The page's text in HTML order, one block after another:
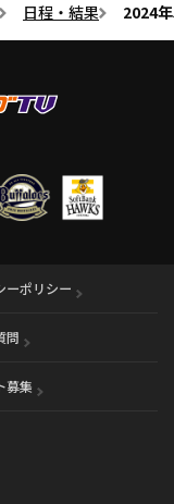
日程・結果 2024
ーポリシー
問
募集 （別ウィンドウで開く